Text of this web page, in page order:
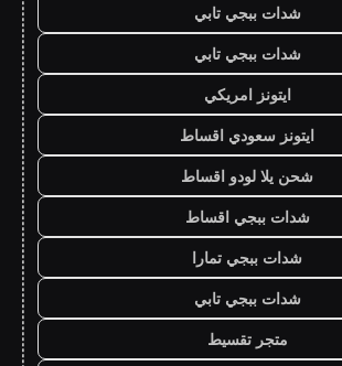
شدات ببجي تابي
شدات ببجي تابي
ايتونز امريكي
ايتونز سعودي اقساط
شحن يلا لودو اقساط
شدات ببجي اقساط
شدات ببجي تمارا
شدات ببجي تابي
متجر تقسيط